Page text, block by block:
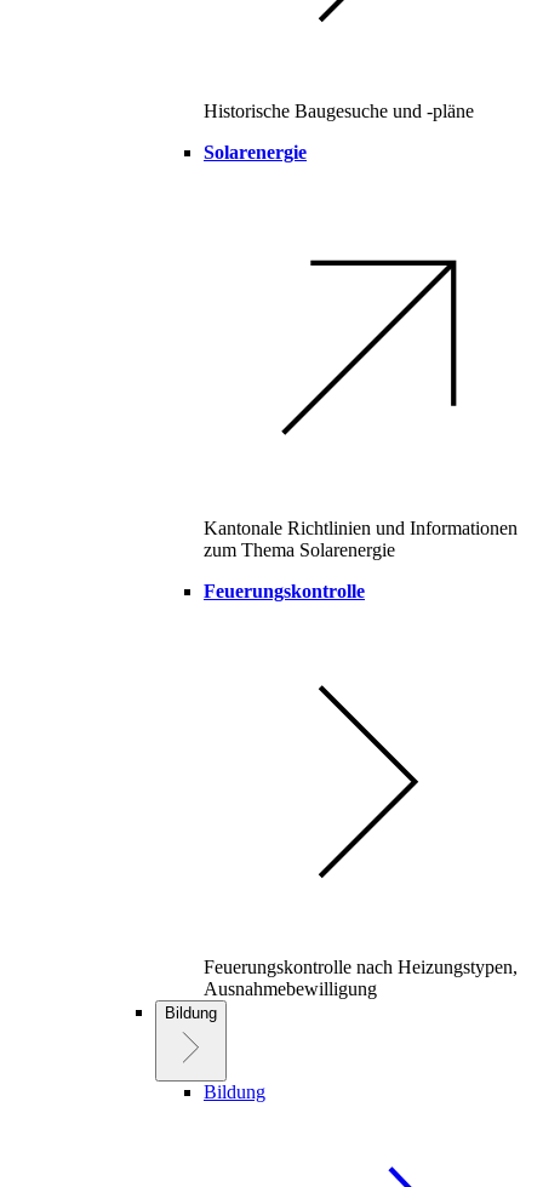
Historische Baugesuche und -pläne
Solarenergie
Kantonale Richtlinien und Informationen
zum Thema Solarenergie
Feuerungskontrolle
Feuerungskontrolle nach Heizungstypen,
Ausnahmebewilligung
Bildung
Bildung